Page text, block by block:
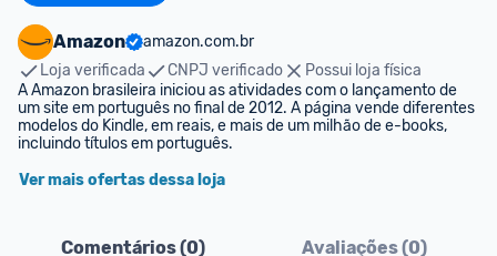
Amazon
amazon.com.br
Loja verificada
CNPJ verificado
Possui loja física
A Amazon brasileira iniciou as atividades com o lançamento de
um site em português no final de 2012. A página vende diferentes
modelos do Kindle, em reais, e mais de um milhão de e-books,
incluindo títulos em português.
Ver mais ofertas dessa loja
Comentários (0) Avaliações (0)